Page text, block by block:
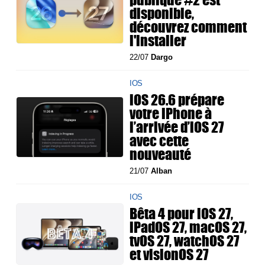
disponible,
découvrez comment
l'installer
22/07 Dargo
IOS
iOS 26.6 prépare
votre iPhone à
l’arrivée d’iOS 27
avec cette
nouveauté
21/07Alban
IOS
Bêta 4 pour iOS 27,
iPadOS 27, macOS 27,
tvOS 27, watchOS 27
et visionOS 27